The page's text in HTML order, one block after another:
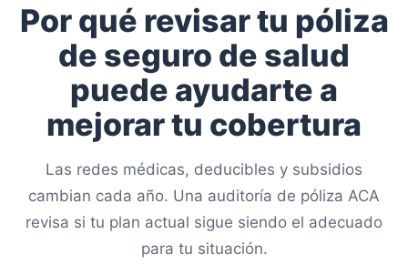
Por qué revisar tu póliza
de seguro de salud
puede ayudarte a
mejorar tu cobertura
Las redes médicas, deducibles y subsidios
cambian cada año. Una auditoría de póliza ACA
revisa si tu plan actual sigue siendo el adecuado
para tu situación.